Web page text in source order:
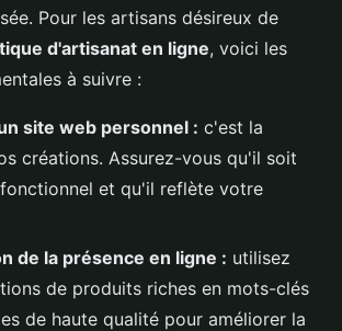
Pour les artisans désireux de
d'artisanat en ligne, voici les
à suivre :
site web personnel : c'est la
créations. Assurez-vous qu'il soit
et qu'il reflète votre
de la présence en ligne : utilisez
de produits riches en mots-clés
de haute qualité pour améliorer la